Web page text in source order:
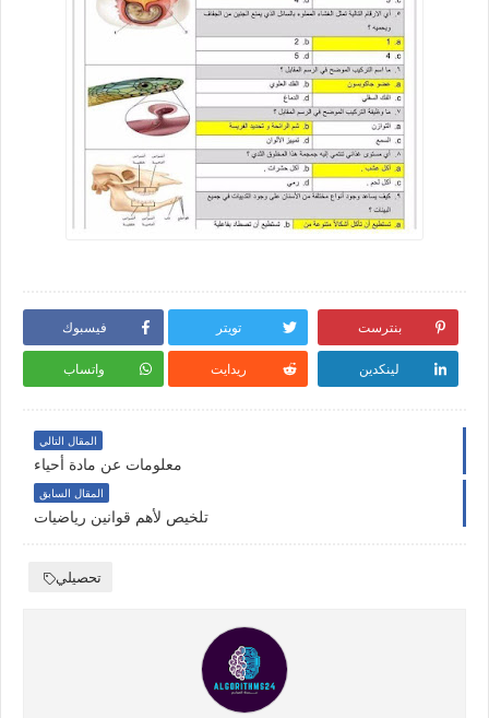
فيسبوك تويتر بنترست
واتساب ريدايت لينكدين
المقال التالي
معلومات عن مادة أحياء
المقال السابق
تلخيص لأهم قوانين رياضيات
تحصيلي